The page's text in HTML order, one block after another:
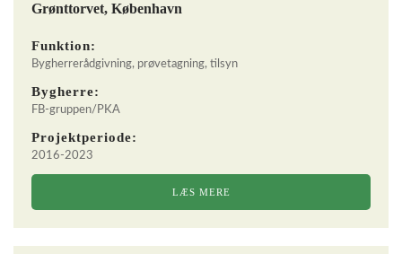
Grønttorvet, København
Funktion:
Bygherrerådgivning, prøvetagning, tilsyn
Bygherre:
FB-gruppen/PKA
Projektperiode:
2016-2023
LÆS MERE